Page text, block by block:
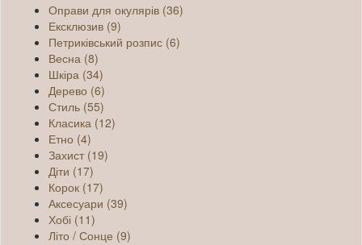
Оправи для окулярів (36)
Ексклюзив (9)
Петриківський розпис (6)
Весна (8)
Шкіра (34)
Дерево (6)
Стиль (55)
Класика (12)
Етно (4)
Захист (19)
Діти (17)
Корок (17)
Аксесуари (39)
Хобі (11)
Літо / Сонце (9)